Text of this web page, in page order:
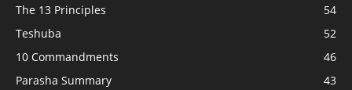
The 13 Principles
54
Teshuba
52
10 Commandments
46
Parasha Summary
43